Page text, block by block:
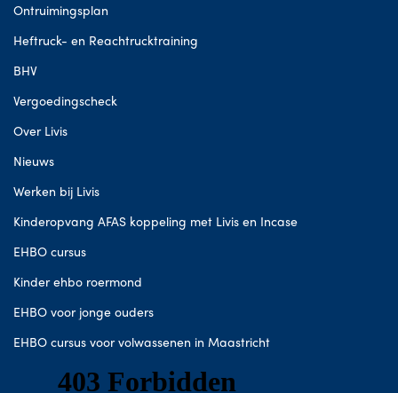
Ontruimingsplan
Heftruck- en Reachtrucktraining
BHV
Vergoedingscheck
Over Livis
Nieuws
Werken bij Livis
Kinderopvang AFAS koppeling met Livis en Incase
EHBO cursus
Kinder ehbo roermond
EHBO voor jonge ouders
EHBO cursus voor volwassenen in Maastricht